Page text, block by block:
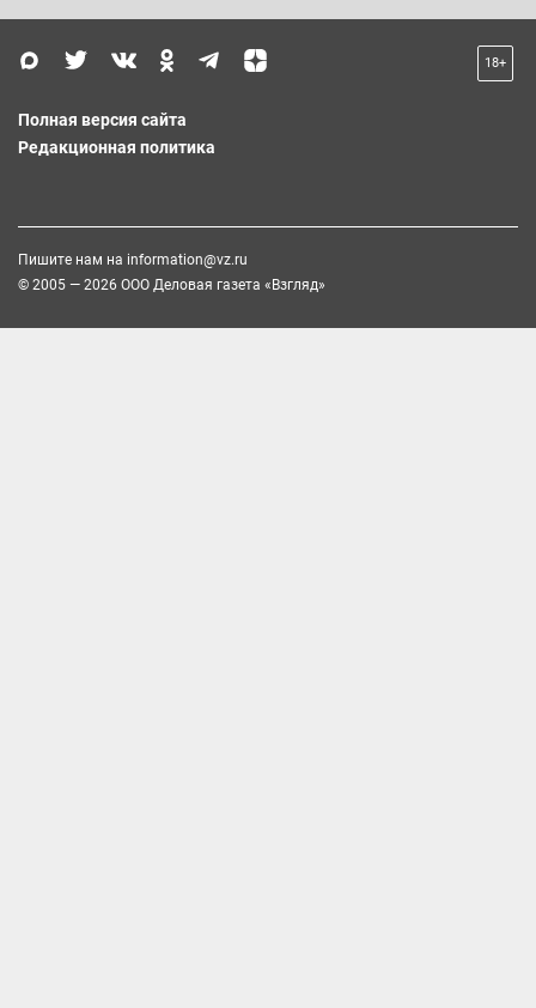
18+
Полная версия сайта
Редакционная политика
Пишите нам на information@vz.ru
© 2005 — 2026 ООО Деловая газета «Взгляд»